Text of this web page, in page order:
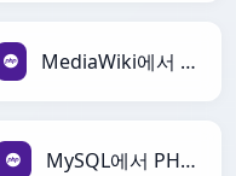
MediaWiki에서 PHP로
MySQL에서 PHP로